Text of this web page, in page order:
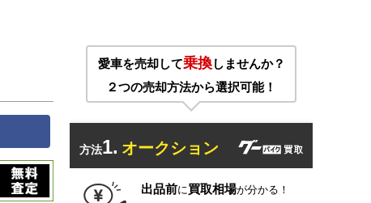
愛車を売却して乗換しませんか？
２つの売却方法から選択可能！
方法1. オークション
出品前に買取相場が分かる！